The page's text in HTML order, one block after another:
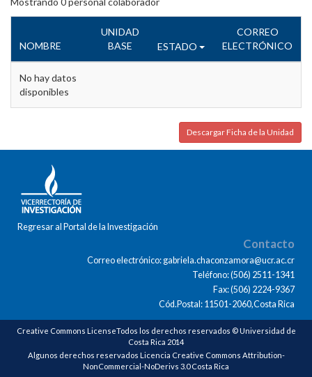
NOMBRE
UNIDAD
BASE
ESTADO
CORREO
ELECTRÓNICO
No hay datos
disponibles
Descargar Ficha de la Unidad
Regresar al Portal de la Investigación
Contacto
Correo electrónico: gabriela.chaconzamora@ucr.ac.cr
Teléfono: (506) 2511-1341
Fax: (506) 2224-9367
Cód.Postal: 11501-2060,Costa Rica
Creative Commons LicenseTodos los derechos reservados © Universidad de
Costa Rica 2014
Algunos derechos reservados Licencia Creative Commons Attribution-
NonCommercial-NoDerivs 3.0 Costa Rica